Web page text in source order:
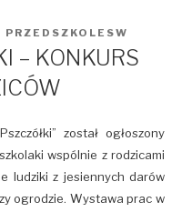
PRZEDSZKOLESW
– KONKURS
został ogłoszony
wspólnie z rodzicami
ludziki z jesiennych darów
ogrodzie. Wystawa prac w